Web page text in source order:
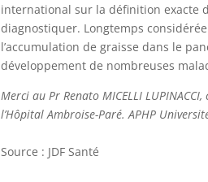
international sur la définition exacte
diagnostiquer. Longtemps
l’accumulation de graisse dans le
développement de nombreuses
Merci au Pr Renato MICELLI
l’Hôpital Ambroise-Paré. APHP
Source : JDF Santé